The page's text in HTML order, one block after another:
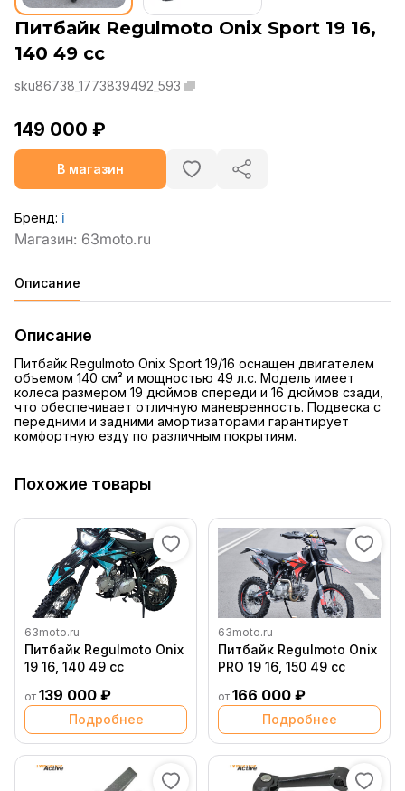
Питбайк Regulmoto Onix Sport 19 16,
140 49 сс
sku86738_1773839492_593
149 000 ₽
В магазин
Бренд: ℹ️
Описание
Описание
Питбайк Regulmoto Onix Sport 19/16 оснащен двигателем
объемом 140 см³ и мощностью 49 л.с. Модель имеет
колеса размером 19 дюймов спереди и 16 дюймов сзади,
что обеспечивает отличную маневренность. Подвеска с
передними и задними амортизаторами гарантирует
комфортную езду по различным покрытиям.
Похожие товары
63moto.ru
Питбайк Regulmoto Onix
19 16, 140 49 сс
от 139 000 ₽
Подробнее
63moto.ru
Питбайк Regulmoto Onix
PRO 19 16, 150 49 сс
от 166 000 ₽
Подробнее